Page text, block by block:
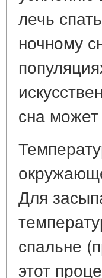
лечь
ночному
сна
Для
спальне
этот